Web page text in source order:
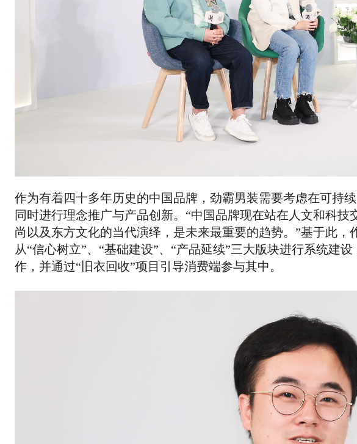
作为有着四十多年历史的中国品牌，劲霸男装需要考虑在可持
同时进行理念推广与产品创新。“中国品牌现在站在人文和科
尚以及东方文化的当代演绎，是未来最重要的趋势。”基于此，
从“信心树立”、“基础建设”、“产品延续”三大版块进行系统建
作，并通过“旧衣回收”项目引导消费端参与其中。